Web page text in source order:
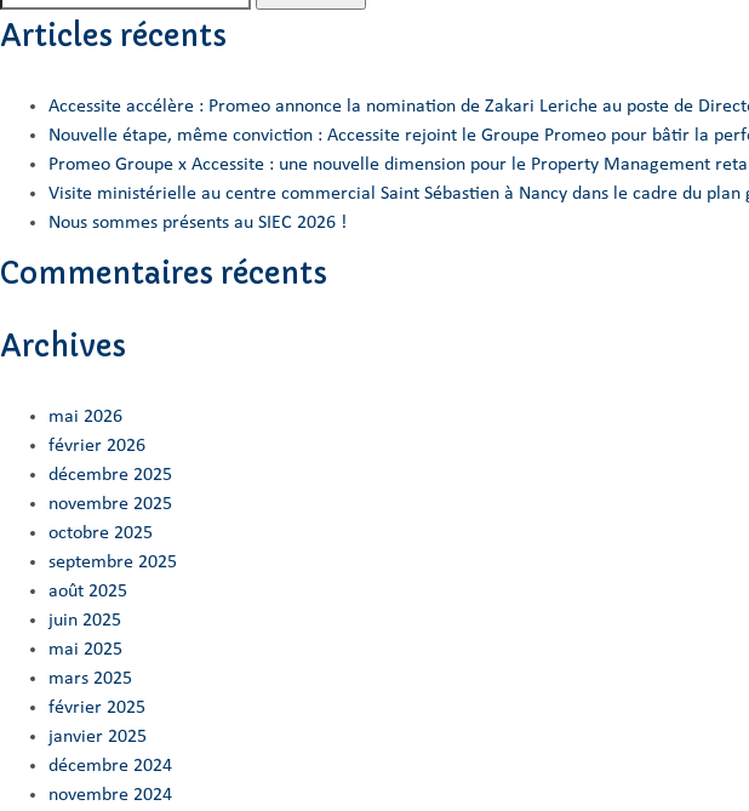
Articles récents
Accessite accélère : Promeo annonce la nomination de Zakari Leriche au poste de
Nouvelle étape, même conviction : Accessite rejoint le Groupe Promeo pour bâtir la
Promeo Groupe x Accessite : une nouvelle dimension pour le Property Management
Visite ministérielle au centre commercial Saint Sébastien à Nancy dans le cadre du
Nous sommes présents au SIEC 2026 !
Commentaires récents
Archives
mai 2026
février 2026
décembre 2025
novembre 2025
octobre 2025
septembre 2025
août 2025
juin 2025
mai 2025
mars 2025
février 2025
janvier 2025
décembre 2024
novembre 2024